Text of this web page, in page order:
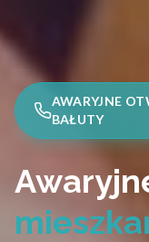
AWARYJNE
BAŁUTY